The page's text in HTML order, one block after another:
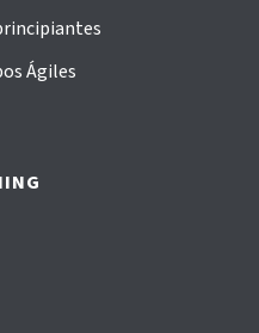
Ágiles